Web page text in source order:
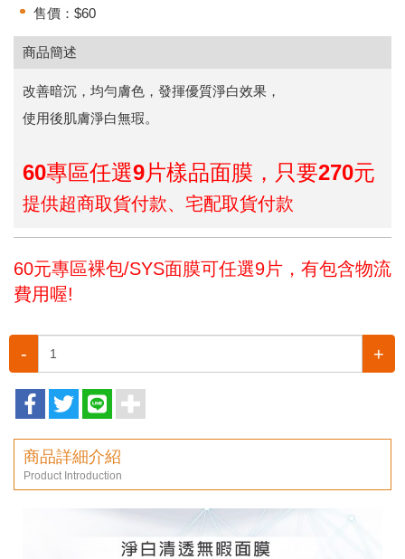
售價：$60
商品簡述
改善暗沉，均勻膚色，發揮優質淨白效果，
使用後肌膚淨白無瑕。
60專區任選9片樣品面膜，只要270元
提供超商取貨付款、宅配取貨付款
60元專區裸包/SYS面膜可任選9片，有包含物流
費用喔!
- +
商品詳細介紹
Product Introduction